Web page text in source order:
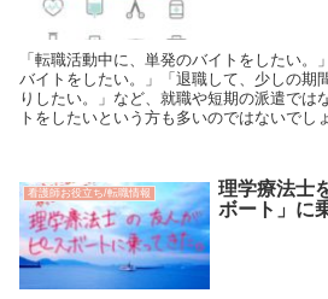
「転職活動中に、単発のバイトをしたい。
バイトをしたい。」「退職して、少しの期
りしたい。」など、就職や短期の派遣では
トをしたいという方も多いのではないでし
看護師お役立ち/転職情報
理学療法士
ボート」に